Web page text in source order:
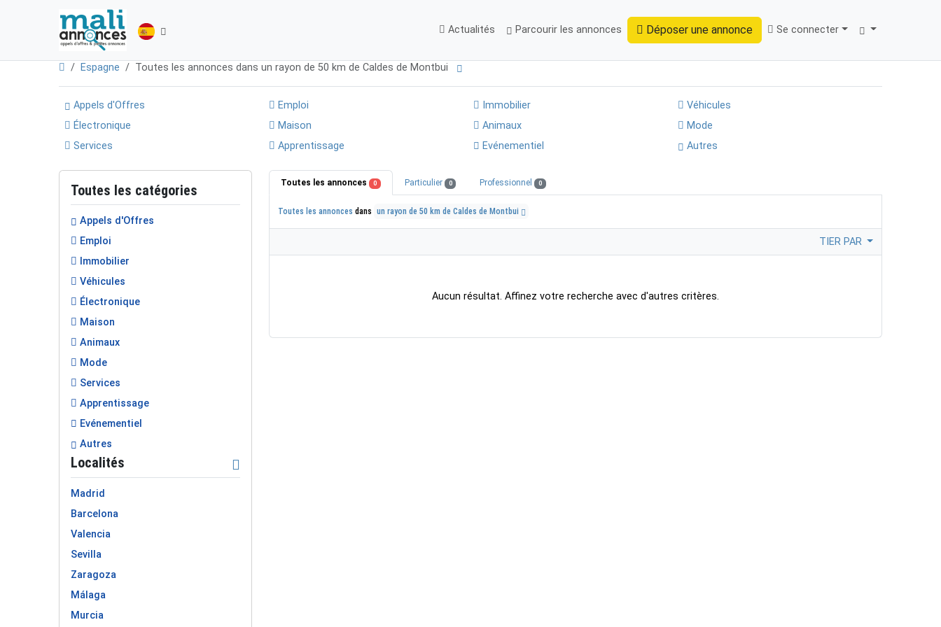
Actualités Parcourir les annonces Déposer une annonce Se connecter
Trouver
Espagne Toutes les annonces dans un rayon de 50 km de Caldes de Montbui
Appels d'Offres Emploi Immobilier
Véhicules
Électronique
Maison Animaux
Mode
Services
Apprentissage Evénementiel Autres
Toutes les catégories
Appels d'Offres
Emploi
Immobilier
Véhicules
Électronique
Maison
Animaux
Mode
Services
Apprentissage
Evénementiel
Autres
Localités
Madrid
Barcelona
Valencia
Sevilla
Zaragoza
Málaga
Murcia
Toutes les annonces 0 Particulier 0 Professionnel 0
Toutes les annonces dans un rayon de 50 km de Caldes de Montbui
TIER PAR
Aucun résultat. Affinez votre recherche avec d'autres critères.